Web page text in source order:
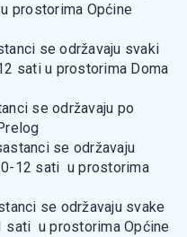
prostorima Općine
se održavaju svaki
sati u prostorima Doma
se održavaju po
se održavaju
12 sati u prostorima
se održavaju svake
sati u prostorima Općine